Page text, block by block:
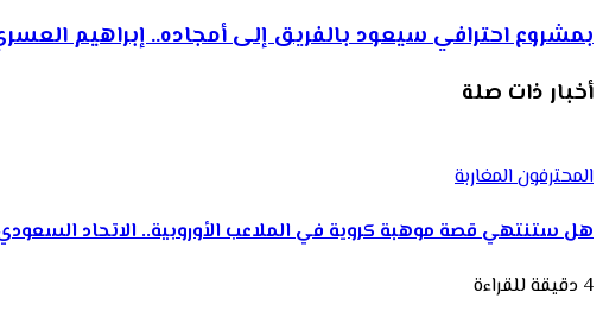
بمشروع احترافي سيعود بالفريق إلى أمجاده.. إبراهيم
أخبار ذات صلة
المحترفون المغاربة
هل ستنتهي قصة موهبة كروية في الملاعب الأوروبية.. الاتحاد
4 دقيقة للقراءة